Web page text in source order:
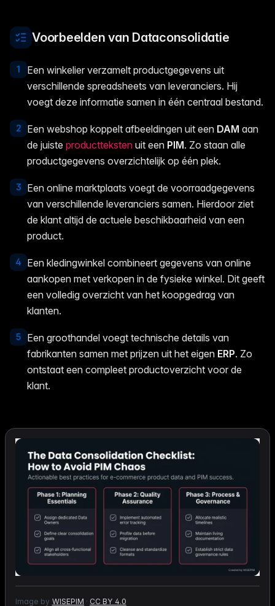
Voorbeelden van Dataconsolidatie
1
Een winkelier verzamelt productgegevens uit
verschillende spreadsheets van leveranciers. Hij
voegt deze informatie samen in één centraal bestand.
2 Een webshop koppelt afbeeldingen uit een DAM aan
de juiste productteksten uit een PIM. Zo staan alle
productgegevens overzichtelijk op één plek.
3
Een online marktplaats voegt de voorraadgegevens
van verschillende leveranciers samen. Hierdoor ziet
de klant altijd de actuele beschikbaarheid van een
product.
4
Een kledingwinkel combineert gegevens van online
aankopen met verkopen in de fysieke winkel. Dit geeft
een volledig overzicht van het koopgedrag van
klanten.
5
Een groothandel voegt technische details van
fabrikanten samen met prijzen uit het eigen ERP. Zo
ontstaat een compleet productoverzicht voor de
klant.
Image by WISEPIM · CC BY 4.0